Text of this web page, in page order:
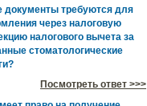
документы требуются для
через налоговую
налогового вычета за
стоматологические
Посмотреть ответ >>>